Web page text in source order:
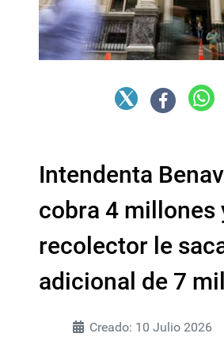
Intendenta
cobra 4 millones
recolector le
adicional de 7
Creado: 10 Julio 2026